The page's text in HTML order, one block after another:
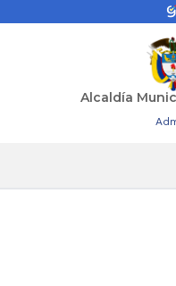
Alcaldía